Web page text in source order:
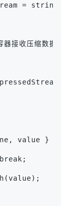
=
接收压缩数据
value } =